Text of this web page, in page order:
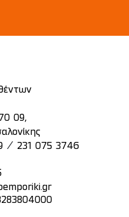
09,
/
231 075 3746